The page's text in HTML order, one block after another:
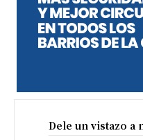
Dele un vistazo